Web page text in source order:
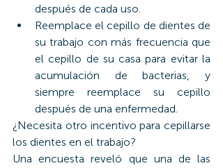
después de cada uso.
Reemplace el cepillo de dientes de
su trabajo con más frecuencia que
el cepillo de su casa para evitar la
acumulación de bacterias, y
siempre reemplace su cepillo
después de una enfermedad.
¿Necesita otro incentivo para cepillarse
los dientes en el trabajo?
Una encuesta reveló que una de las